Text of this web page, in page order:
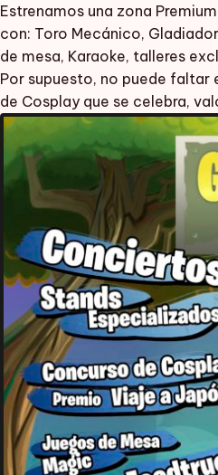
Estrenamos una zona
con: Toro Mecánico,
de mesa, Karaoke, talleres
Por supuesto, no puede faltar
de Cosplay que se celebra,